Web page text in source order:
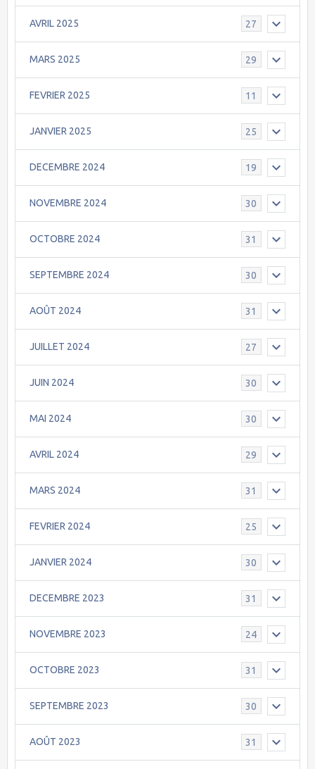
AVRIL 2025 27
MARS 2025 29
FEVRIER 2025 11
JANVIER 2025 25
DECEMBRE 2024 19
NOVEMBRE 2024 30
OCTOBRE 2024 31
SEPTEMBRE 2024 30
AOÛT 2024 31
JUILLET 2024 27
JUIN 2024 30
MAI 2024 30
AVRIL 2024 29
MARS 2024 31
FEVRIER 2024 25
JANVIER 2024 30
DECEMBRE 2023 31
NOVEMBRE 2023 24
OCTOBRE 2023 31
SEPTEMBRE 2023 30
AOÛT 2023 31